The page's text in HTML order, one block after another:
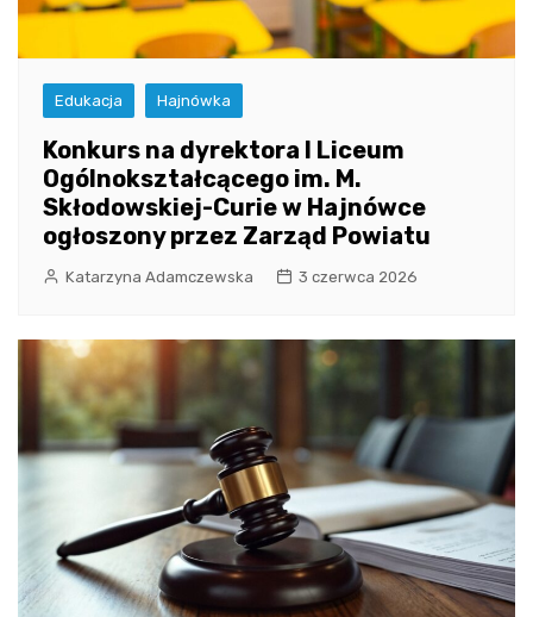
Edukacja Hajnówka
Konkurs na dyrektora I Liceum
Ogólnokształcącego im. M.
Skłodowskiej-Curie w Hajnówce
ogłoszony przez Zarząd Powiatu
Katarzyna Adamczewska 3 czerwca 2026